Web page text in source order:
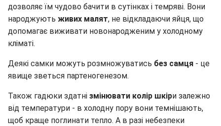
дозволяє їм чудово бачити в сутінках і темряві. Вони
народжують живих малят, не відкладаючи яйця, що
допомагає виживати новонародженим у холодному
кліматі.
Деякі самки можуть розмножуватись без самця - це
явище зветься партеногенезом.
Також гадюки здатні змінювати колір шкіри залежно
від температури - в холодну пору вони темнішають,
щоб краще поглинати тепло. А в разі небезпеки